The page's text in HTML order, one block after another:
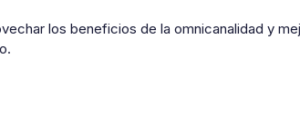
los beneficios de la omnicanalidad y